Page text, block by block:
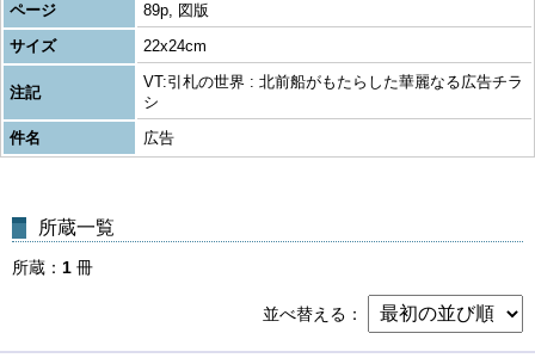
ページ
89p, 図版
サイズ
22x24cm
注記
VT:引札の世界 : 北前船がもたらした華麗なる広告チラ
シ
件名
広告
所蔵一覧
所蔵 1 冊
並べ替える